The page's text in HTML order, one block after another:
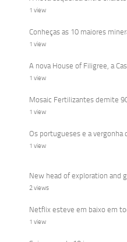
1 view
Conheças as 10 maiores
1 view
A nova House of Filigree, a
1 view
Mosaic Fertilizantes demite
1 view
Os portugueses e a vergonha
1 view
New head of exploration and
2 views
Netflix esteve em baixo em
1 view